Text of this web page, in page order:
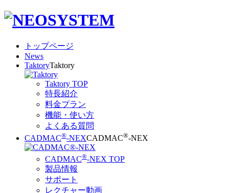
トップページ
News
TaktoryTaktory
Taktory TOP
特長紹介
料金プラン
機能・使い方
よくある質問
CADMAC®-NEXCADMAC®-NEX
CADMAC®-NEX TOP
製品情報
サポート
レクチャー動画